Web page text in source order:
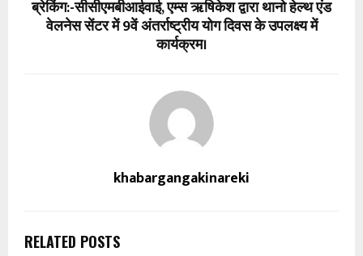
ब्रेकिंग:-सीसीएमबीआईवाई, एम्स ऋषिकेश द्वारा थानो हेल्थ एंड
वेलनेस सेंटर में 9वें अंतर्राष्ट्रीय योग दिवस के उपलक्ष्य में
कार्यक्रम।
khabargangakinareki
RELATED POSTS